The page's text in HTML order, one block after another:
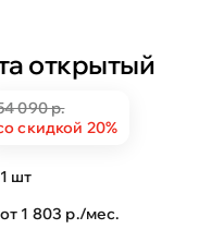
открытый
090 р.
скидкой 20%
1 шт
от 1 803 р./мес.